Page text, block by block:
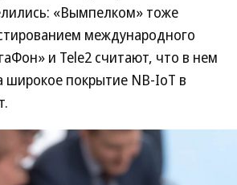
«Вымпелком» тоже
международного
и Tele2 считают, что в нем
широкое покрытие NB-IoT в